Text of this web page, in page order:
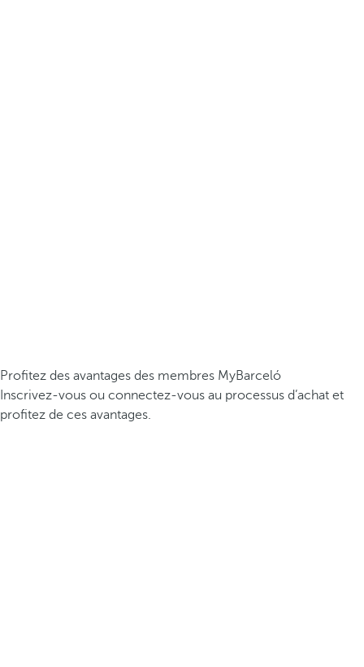
Profitez des avantages des membres MyBarceló
Inscrivez-vous ou connectez-vous au processus d’achat et
profitez de ces avantages.